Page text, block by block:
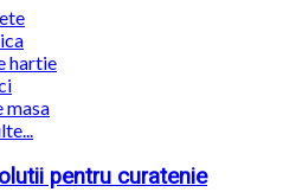
hartie
masa
pentru curatenie